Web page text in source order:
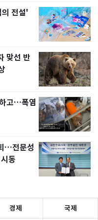
전설'
맞선 반
고…폭염
…전문성
동
경제 국제